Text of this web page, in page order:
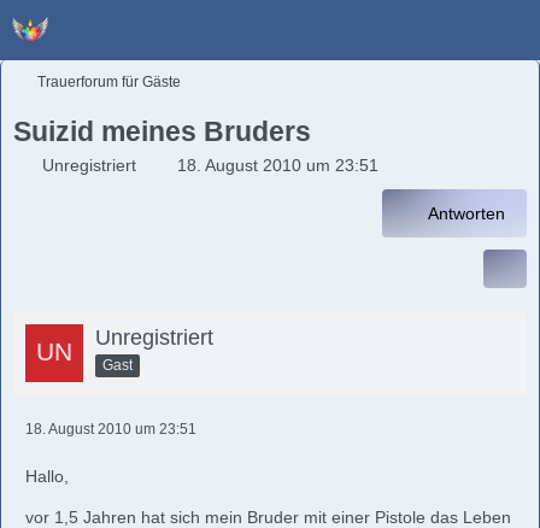
Trauerforum für Gäste
Suizid meines Bruders
Unregistriert 18. August 2010 um 23:51
Antworten
Unregistriert
Gast
18. August 2010 um 23:51
Hallo,
vor 1,5 Jahren hat sich mein Bruder mit einer Pistole das Leben